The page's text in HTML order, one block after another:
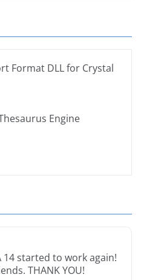
Format DLL for Crystal
Engine
14 started to work again!
THANK YOU!